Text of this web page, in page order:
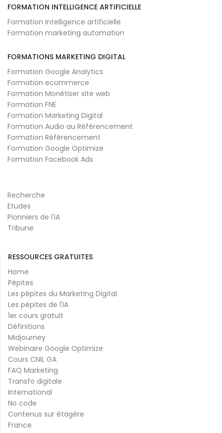
FORMATION INTELLIGENCE ARTIFICIELLE
Formation intelligence artificielle
Formation marketing automation
FORMATIONS MARKETING DIGITAL
Formation Google Analytics
Formation ecommerce
Formation Monétiser site web
Formation FNE
Formation Marketing Digital
Formation Audio au Référencement
Formation Référencement
Formation Google Optimize
Formation Facebook Ads
Recherche
Etudes
Pionniers de l'IA
Tribune
RESSOURCES GRATUITES
Home
Pépites
Les pépites du Marketing Digital
Les pépites de l'IA
1er cours gratuit
Définitions
Midjourney
Webinaire Google Optimize
Cours CNIL GA
FAQ Marketing
Transfo digitale
International
No code
Contenus sur étagère
France